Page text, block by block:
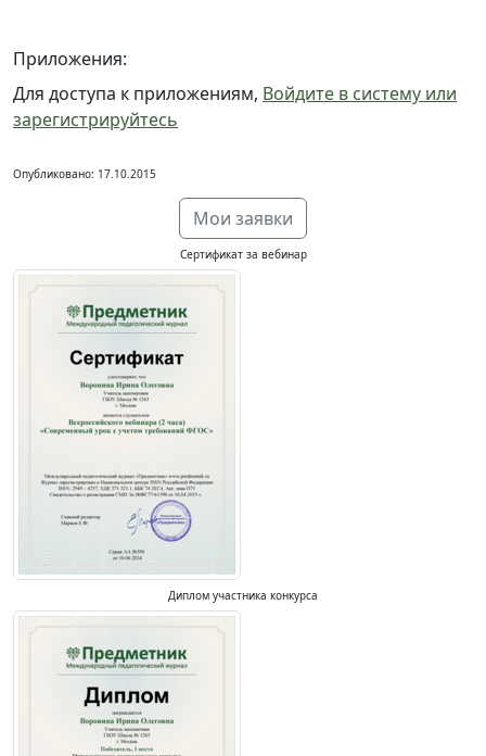
Приложения:
Для доступа к приложениям, Войдите в систему или
зарегистрируйтесь
Опубликовано: 17.10.2015
Мои заявки
Сертификат за вебинар
Диплом участника конкурса